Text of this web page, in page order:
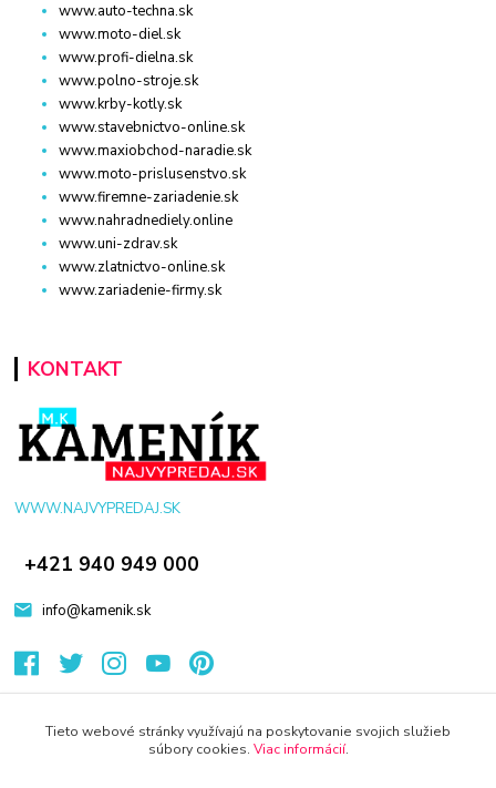
www.auto-techna.sk
www.moto-diel.sk
www.profi-dielna.sk
www.polno-stroje.sk
www.krby-kotly.sk
www.stavebnictvo-online.sk
www.maxiobchod-naradie.sk
www.moto-prislusenstvo.sk
www.firemne-zariadenie.sk
www.nahradnediely.online
www.uni-zdrav.sk
www.zlatnictvo-online.sk
www.zariadenie-firmy.sk
KONTAKT
WWW.NAJVYPREDAJ.SK
+421 940 949 000
info@kamenik.sk
Tieto webové stránky využívajú na poskytovanie svojich služieb
súbory cookies. Viac informácií.